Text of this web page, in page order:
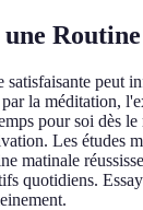
une
satisfaisante peut
la méditation,
pour soi dès
Les études
matinale
quotidiens.